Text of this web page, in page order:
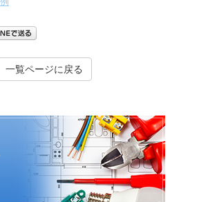
一覧ページに戻る